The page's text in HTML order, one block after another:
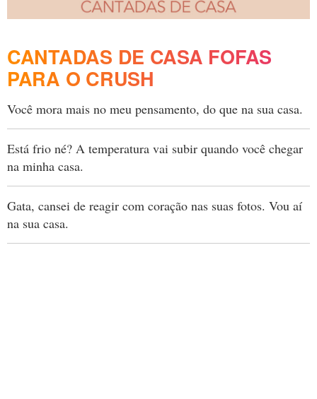
CANTADAS DE CASA FOFAS
PARA O CRUSH
Você mora mais no meu pensamento, do que na sua casa.
Está frio né? A temperatura vai subir quando você chegar
na minha casa.
Gata, cansei de reagir com coração nas suas fotos. Vou aí
na sua casa.